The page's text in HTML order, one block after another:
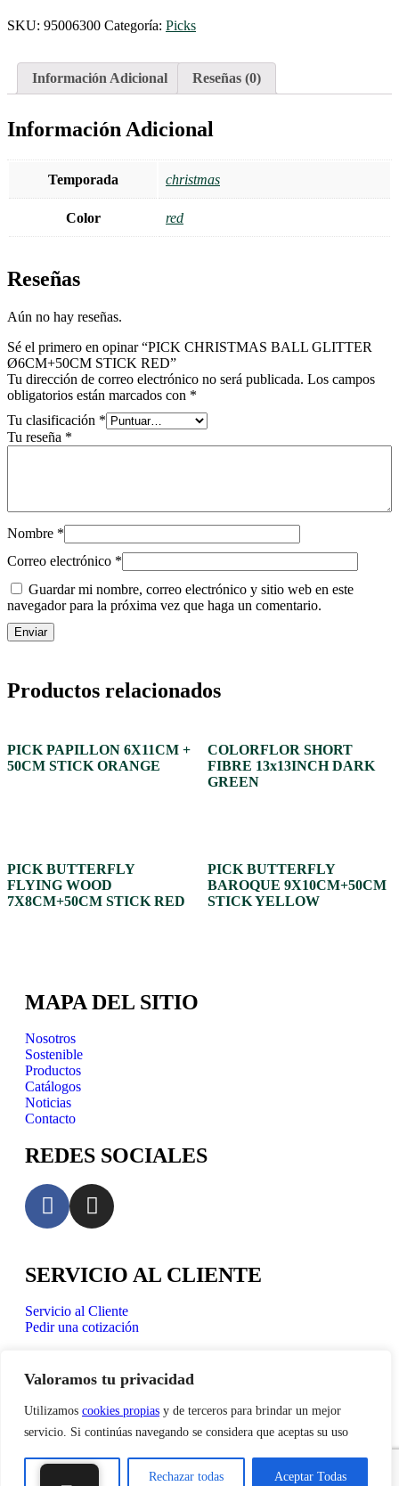
Valoramos tu privacidad
Utilizamos cookies propias y de terceros para brindar un mejor
servicio. Si continúas navegando se considera que aceptas su uso
Rechazar todas Aceptar Todas
SKU: 95006300 Categoría: Picks
Información Adicional Reseñas (0)
Información Adicional
Temporada christmas
Color red
Reseñas
Aún no hay reseñas.
Sé el primero en opinar “PICK CHRISTMAS BALL GLITTER
Ø6CM+50CM STICK RED”
Tu dirección de correo electrónico no será publicada. Los campos
obligatorios están marcados con *
Tu clasificación *
Tu reseña *
Nombre *
Correo electrónico *
Guardar mi nombre, correo electrónico y sitio web en este
navegador para la próxima vez que haga un comentario.
Productos relacionados
PICK PAPILLON 6X11CM +
50CM STICK ORANGE
COLORFLOR SHORT
FIBRE 13x13INCH DARK
GREEN
PICK BUTTERFLY
FLYING WOOD
7X8CM+50CM STICK RED
PICK BUTTERFLY
BAROQUE 9X10CM+50CM
STICK YELLOW
MAPA DEL SITIO
Nosotros
Sostenible
Productos
Catálogos
Noticias
Contacto
REDES SOCIALES
SERVICIO AL CLIENTE
Servicio al Cliente
Pedir una cotización
Aeropuerto Int. JMC
(+574) 561 45 05